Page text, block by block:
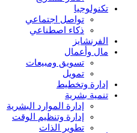
تكنولوجيا
تواصل اجتماعي
ذكاء اصطناعي
الفرنشايز
مال وأعمال
تسويق ومبيعات
تمويل
إدارة وتخطيط
تنمية بشرية
إدارة الموارد البشرية
إدارة وتنظيم الوقت
تطوير الذات